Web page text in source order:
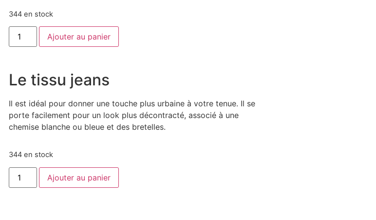
344 en stock
Ajouter au panier
Le tissu jeans
Il est idéal pour donner une touche plus urbaine à votre tenue. Il se
porte facilement pour un look plus décontracté, associé à une
chemise blanche ou bleue et des bretelles.
344 en stock
Ajouter au panier